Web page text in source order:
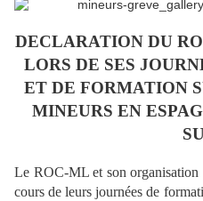
DECLARATION DU
LORS DE SES
ET DE FORMATION
MINEURS EN
Le ROC-ML et son organisation
cours de leurs journées de